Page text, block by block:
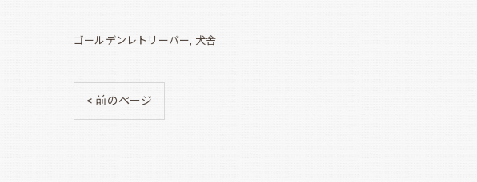
ゴールデンレトリーバー 犬舎
< 前のページ